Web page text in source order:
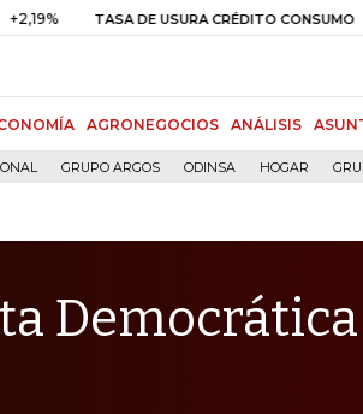
TASA DE USURA CRÉDITO CONSUMO 29,66%
AGRONEGOCIOS ANÁLISIS
GRUPO ARGOS ODINSA HOGAR
Democrática